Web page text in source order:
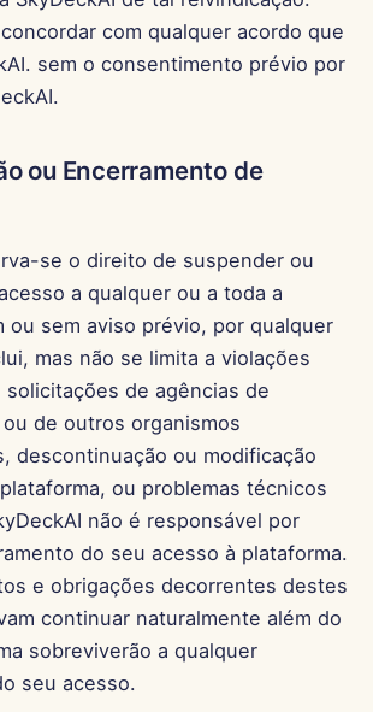
com qualquer acordo que
sem o consentimento prévio por
ou Encerramento de
se o direito de suspender ou
a qualquer ou a toda a
ou sem aviso prévio, por qualquer
mas não se limita a violações
de agências de
de outros organismos
descontinuação ou modificação
ou problemas técnicos
não é responsável por
do seu acesso à plataforma.
e obrigações decorrentes destes
continuar naturalmente além do
sobreviverão a qualquer
seu acesso.